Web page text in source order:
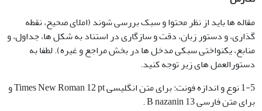
مقاله ها باید از نظر محتوا و سبک بررسی شوند (املای صحیح، نقطه
گذاری، و دستور زبان، دقت و سازگاری در استناد به شکل ها، جداول، و
منابع، یکنواختی سبکی مدخل ها در بخش مراجع و غیره). لطفا به
دستورالعمل های زیر توجه کنید.
1-5 نوع و اندازه فونت: برای متن انگلیسی Times New Roman 12 pt و
برای متن فارسی B nazanin 13 .